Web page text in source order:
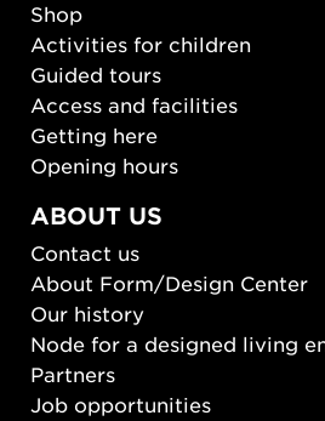
Shop
Activities for children
Guided tours
Access and facilities
Getting here
Opening hours
ABOUT US
Contact us
About Form/Design Center
Our history
Node for a designed living
Partners
Job opportunities